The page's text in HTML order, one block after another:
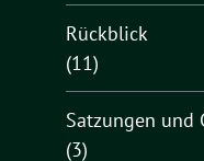
Rückblick
(11)
Satzungen und
(3)